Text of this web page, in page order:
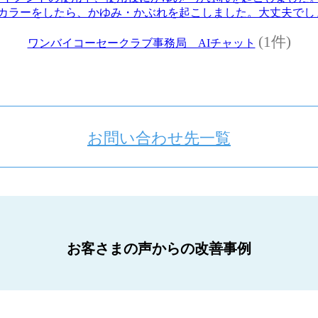
ラーをしたら、かゆみ・かぶれを起こしました。大丈夫で
ワンバイコーセークラブ事務局 AIチャット (1件)
お問い合わせ先一覧
お客さまの声からの改善事例